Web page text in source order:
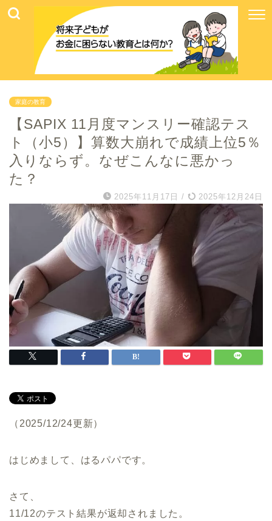
家庭の教育
【SAPIX 11月度マンスリー確認テス
ト（小5）】算数大崩れで成績上位5％
入りならず。なぜこんなに悪かっ
た？
2025年11月17日 / 2025年12月24日
（2025/12/24更新）
はじめまして、はるパパです。
さて、
11/12のテスト結果が返却されました。